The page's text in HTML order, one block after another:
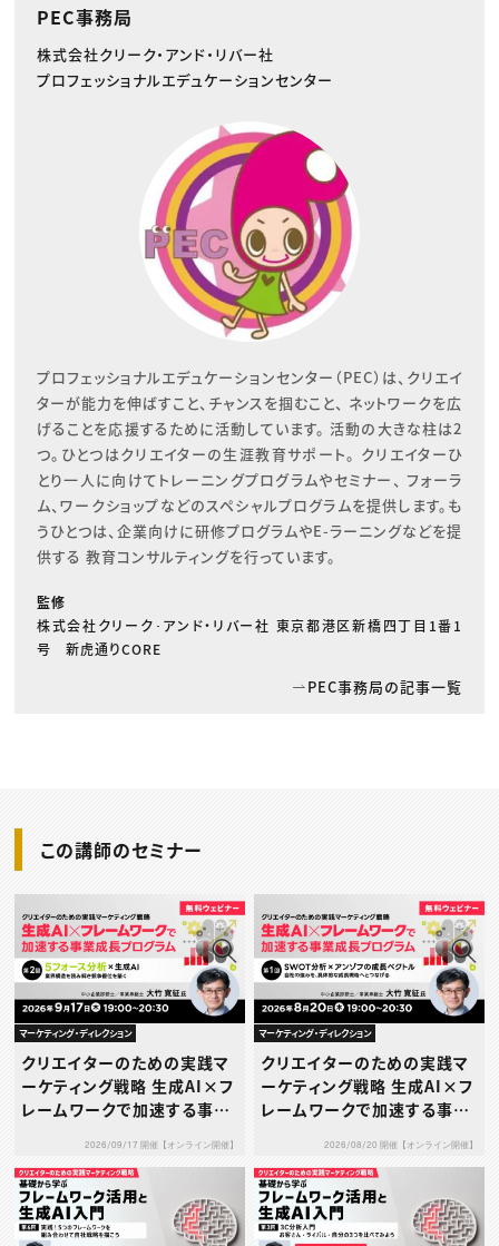
PEC事務局
株式会社クリーク・アンド・リバー社
プロフェッショナルエデュケーションセンター
プロフェッショナルエデュケーションセンター（PEC）は、クリエイ
ターが能力を伸ばすこと、チャンスを掴むこと、 ネットワークを広
げることを応援するために活動しています。 活動の大きな柱は2
つ。ひとつはクリエイターの生涯教育サポート。 クリエイターひ
とり一人に向けてトレーニングプログラムやセミナー、 フォーラ
ム、ワークショップなどのスペシャルプログラムを提供します。も
うひとつは、企業向けに研修プログラムやE-ラーニングなどを提
供する 教育コンサルティングを行っています。
監修
株式会社クリーク･アンド・リバー社 東京都港区新橋四丁目1番1
号 新虎通りCORE
PEC事務局の記事一覧
この講師のセミナー
マーケティング・ディレクション
クリエイターのための実践マ
ーケティング戦略 生成AI×フ
レームワークで加速する事業
ース分析×生成AI ― 業界構
造を読み解き競争優位を築く
―
2026/09/17 開催【オンライン開催】
マーケティング・ディレクション
クリエイターのための実践マ
ーケティング戦略 生成AI×フ
レームワークで加速する事業
T分析 × アンゾフの成長ベク
トル ― 自社の強みを、具体的
な成長戦略へとつなげる ―
2026/08/20 開催【オンライン開催】